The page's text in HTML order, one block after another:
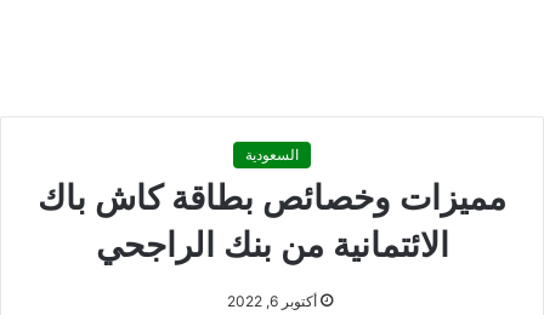
السعودية
مميزات وخصائص بطاقة كاش باك
الائتمانية من بنك الراجحي
أكتوبر 6, 2022